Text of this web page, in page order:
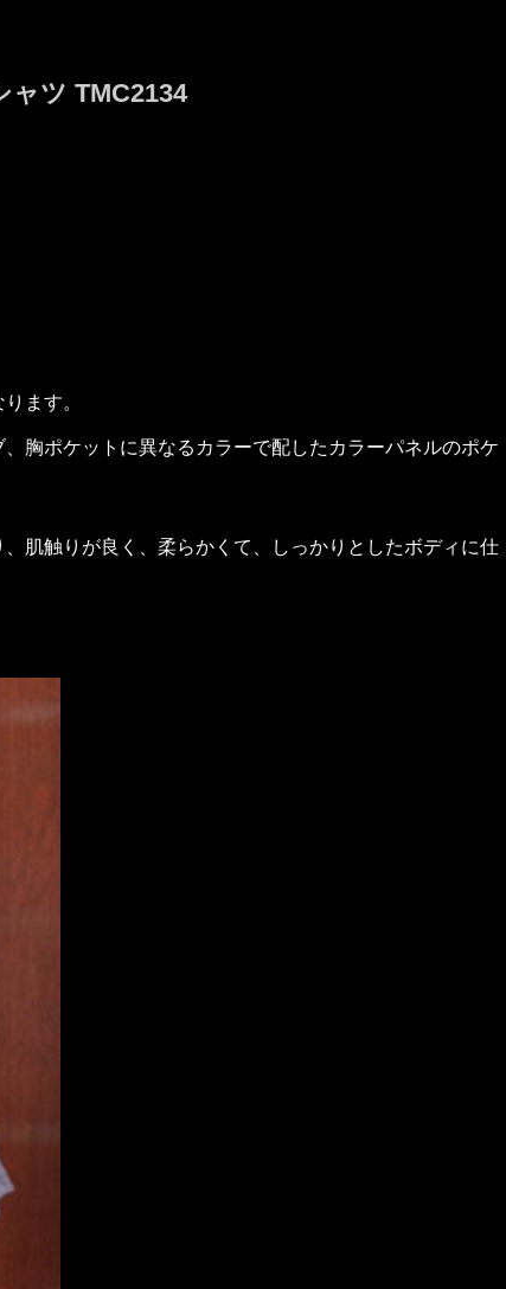
ャツ TMC2134
ます。
胸ポケットに異なるカラーで配したカラーパネルのポケ
肌触りが良く、柔らかくて、しっかりとしたボディに仕